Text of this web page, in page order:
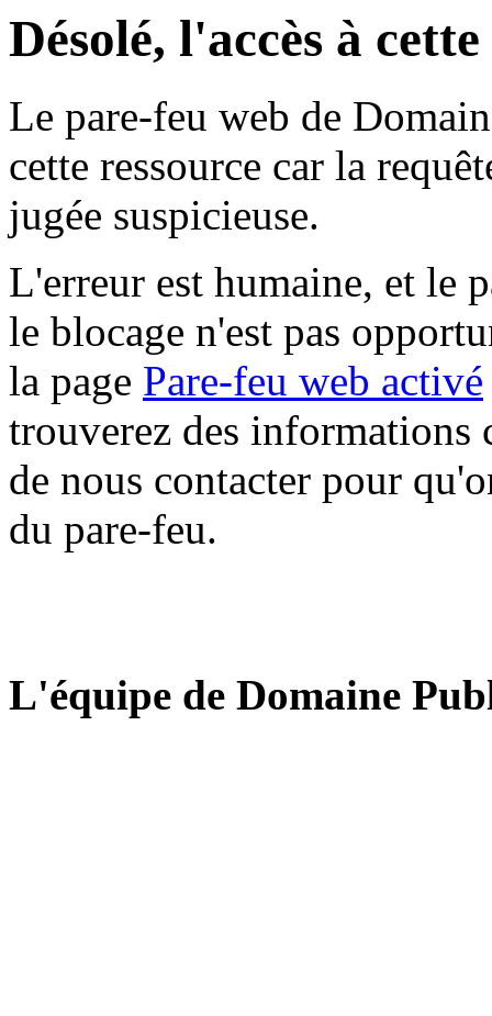
Désolé, l'accès à
Le pare-feu web de
cette ressource car la
jugée suspicieuse.
L'erreur est humaine, et le
le blocage n'est pas
la page Pare-feu web activé
trouverez des informations
de nous contacter pour
du pare-feu.
L'équipe de Domaine